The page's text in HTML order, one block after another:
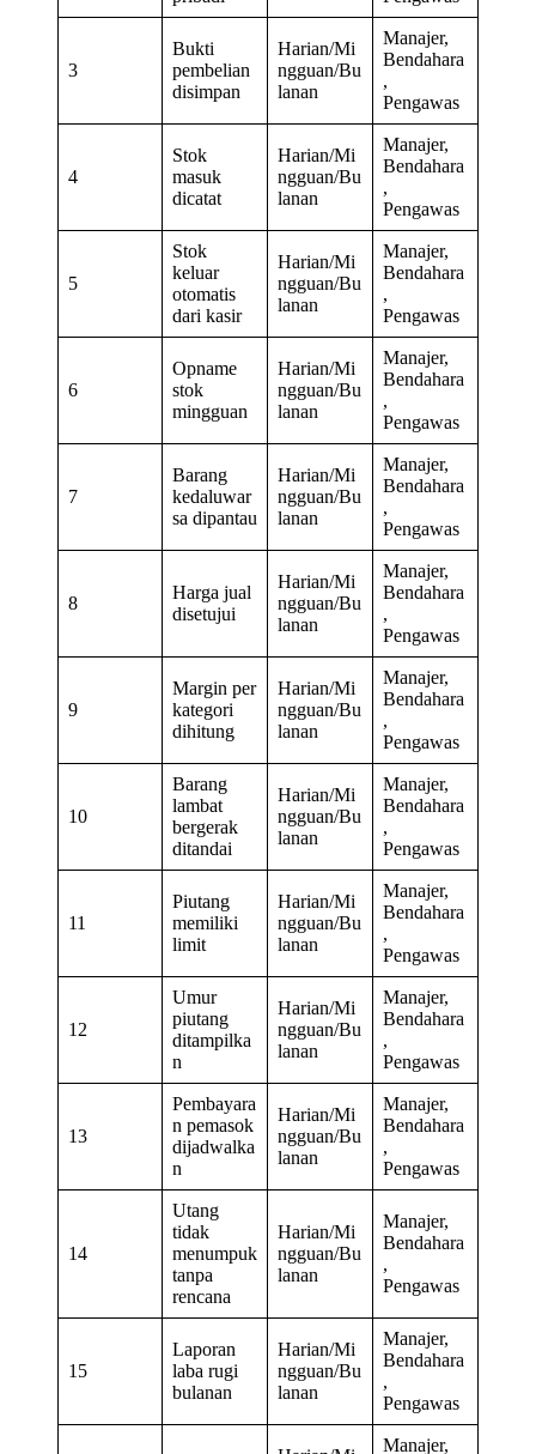
3
Bukti
pembelian
disimpan
Harian/Mi
ngguan/Bu
lanan
Manajer,
Bendahara
,
Pengawas
4
Stok
masuk
dicatat
Harian/Mi
ngguan/Bu
lanan
Manajer,
Bendahara
,
Pengawas
5
Stok
keluar
otomatis
dari kasir
Harian/Mi
ngguan/Bu
lanan
Manajer,
Bendahara
,
Pengawas
6
Opname
stok
mingguan
Harian/Mi
ngguan/Bu
lanan
Manajer,
Bendahara
,
Pengawas
7
Barang
kedaluwar
sa dipantau
Harian/Mi
ngguan/Bu
lanan
Manajer,
Bendahara
,
Pengawas
8
Harga jual
disetujui
Harian/Mi
ngguan/Bu
lanan
Manajer,
Bendahara
,
Pengawas
9
Margin per
kategori
dihitung
Harian/Mi
ngguan/Bu
lanan
Manajer,
Bendahara
,
Pengawas
10
Barang
lambat
bergerak
ditandai
Harian/Mi
ngguan/Bu
lanan
Manajer,
Bendahara
,
Pengawas
11
Piutang
memiliki
limit
Harian/Mi
ngguan/Bu
lanan
Manajer,
Bendahara
,
Pengawas
12
Umur
piutang
ditampilka
n
Harian/Mi
ngguan/Bu
lanan
Manajer,
Bendahara
,
Pengawas
13
Pembayara
n pemasok
dijadwalka
n
Harian/Mi
ngguan/Bu
lanan
Manajer,
Bendahara
,
Pengawas
14
Utang
tidak
menumpuk
tanpa
rencana
Harian/Mi
ngguan/Bu
lanan
Manajer,
Bendahara
,
Pengawas
15
Laporan
laba rugi
bulanan
Harian/Mi
ngguan/Bu
lanan
Manajer,
Bendahara
,
Pengawas
Manajer,